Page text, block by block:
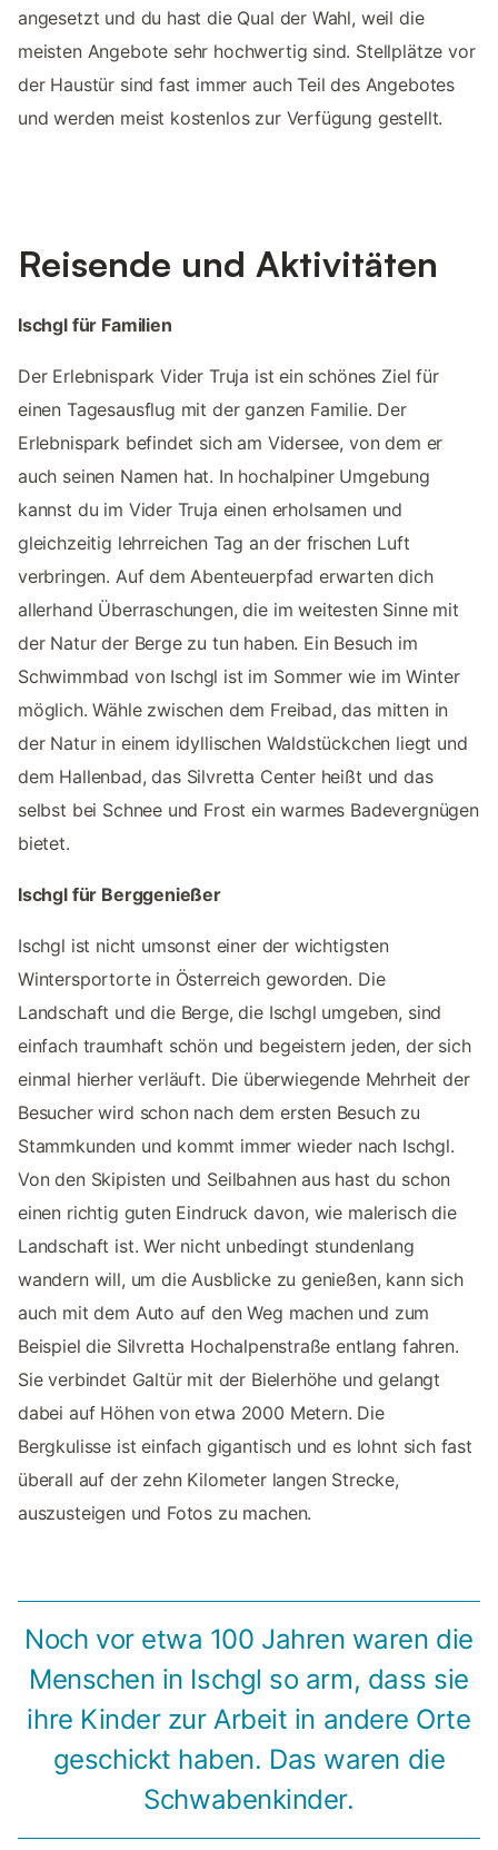
angesetzt und du hast die Qual der Wahl, weil die
meisten Angebote sehr hochwertig sind. Stellplätze vor
der Haustür sind fast immer auch Teil des Angebotes
und werden meist kostenlos zur Verfügung gestellt.
Reisende und Aktivitäten
Ischgl für Familien
Der Erlebnispark Vider Truja ist ein schönes Ziel für
einen Tagesausflug mit der ganzen Familie. Der
Erlebnispark befindet sich am Vidersee, von dem er
auch seinen Namen hat. In hochalpiner Umgebung
kannst du im Vider Truja einen erholsamen und
gleichzeitig lehrreichen Tag an der frischen Luft
verbringen. Auf dem Abenteuerpfad erwarten dich
allerhand Überraschungen, die im weitesten Sinne mit
der Natur der Berge zu tun haben. Ein Besuch im
Schwimmbad von Ischgl ist im Sommer wie im Winter
möglich. Wähle zwischen dem Freibad, das mitten in
der Natur in einem idyllischen Waldstückchen liegt und
dem Hallenbad, das Silvretta Center heißt und das
selbst bei Schnee und Frost ein warmes Badevergnügen
bietet.
Ischgl für Berggenießer
Ischgl ist nicht umsonst einer der wichtigsten
Wintersportorte in Österreich geworden. Die
Landschaft und die Berge, die Ischgl umgeben, sind
einfach traumhaft schön und begeistern jeden, der sich
einmal hierher verläuft. Die überwiegende Mehrheit der
Besucher wird schon nach dem ersten Besuch zu
Stammkunden und kommt immer wieder nach Ischgl.
Von den Skipisten und Seilbahnen aus hast du schon
einen richtig guten Eindruck davon, wie malerisch die
Landschaft ist. Wer nicht unbedingt stundenlang
wandern will, um die Ausblicke zu genießen, kann sich
auch mit dem Auto auf den Weg machen und zum
Beispiel die Silvretta Hochalpenstraße entlang fahren.
Sie verbindet Galtür mit der Bielerhöhe und gelangt
dabei auf Höhen von etwa 2000 Metern. Die
Bergkulisse ist einfach gigantisch und es lohnt sich fast
überall auf der zehn Kilometer langen Strecke,
auszusteigen und Fotos zu machen.
Noch vor etwa 100 Jahren waren die
Menschen in Ischgl so arm, dass sie
ihre Kinder zur Arbeit in andere Orte
geschickt haben. Das waren die
Schwabenkinder.